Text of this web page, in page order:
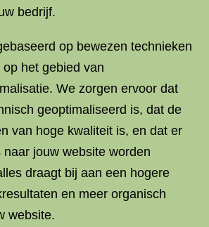
bedrijf.
op bewezen technieken
het gebied van
We zorgen ervoor dat
geoptimaliseerd is, dat de
van hoge kwaliteit is, en dat er
jouw website worden
draagt bij aan een hogere
en meer organisch
website.